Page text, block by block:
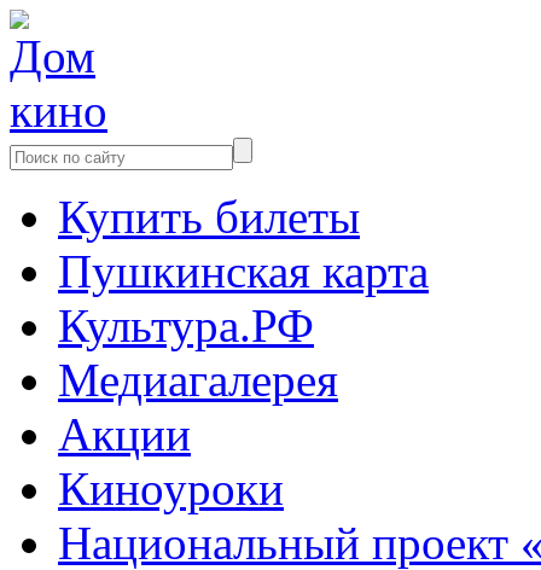
Купить билеты
Пушкинская карта
Культура.РФ
Медиагалерея
Акции
Киноуроки
Национальный проект